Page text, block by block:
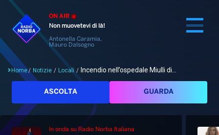
ON AIR
Non muovetevi di là!
Antonella Caramia,
Mauro Dalsogno
Cerca
Home/ Notizie / Locali / Incendio nell’ospedale Miulli di...
ASCOLTA GUARDA
In onda su Radio Norba Italiana